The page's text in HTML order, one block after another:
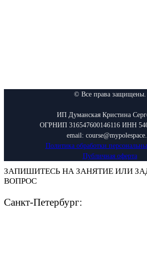
© Все права защищены.
ИП Думанская Кристина
ОГРНИП 316547600146116 ИНН
email:
Политика обработки
Публичная оферта
ЗАПИШИТЕСЬ НА ЗАНЯТИЕ ИЛИ
ВОПРОС
Санкт-Петербург: